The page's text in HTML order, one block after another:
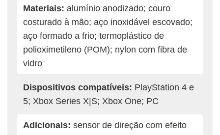
Materiais: alumínio anodizado; couro
costurado à mão; aço inoxidável escovado;
aço formado a frio; termoplástico de
polioximetileno (POM); nylon com fibra de
vidro
Dispositivos compatíveis: PlayStation 4 e
5; Xbox Series X|S; Xbox One; PC
Adicionais: sensor de direção com efeito